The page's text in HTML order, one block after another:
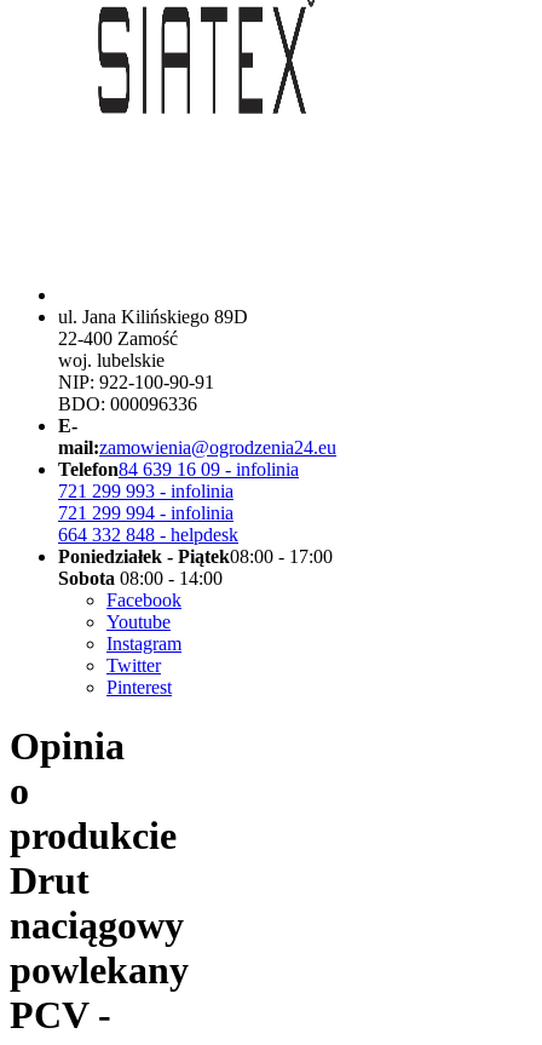
ul. Jana Kilińskiego 89D
22-400 Zamość
woj. lubelskie
NIP: 922-100-90-91
BDO: 000096336
E-
mail:zamowienia@ogrodzenia24.eu
Telefon84 639 16 09 - infolinia
721 299 993 - infolinia
721 299 994 - infolinia
664 332 848 - helpdesk
Poniedziałek - Piątek08:00 - 17:00
Sobota 08:00 - 14:00
Facebook
Youtube
Instagram
Twitter
Pinterest
Opinia
o
produkcie
Drut
naciągowy
powlekany
PCV -